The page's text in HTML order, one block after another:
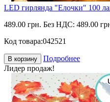
LED гирлянда "Елочки" 100
489.00 грн. Без НДС: 489.00
Код товара:042521
В корзину
Подробнее
Лидер продаж!